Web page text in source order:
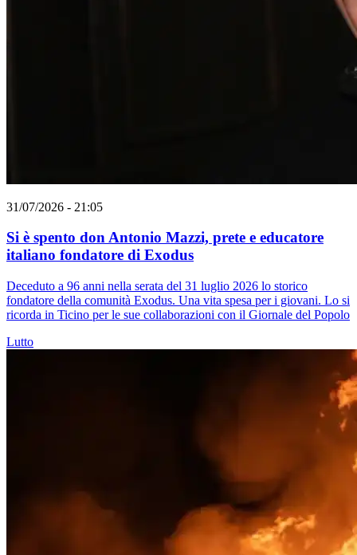
31/07/2026 - 21:05
Si è spento don Antonio Mazzi, prete e educatore
italiano fondatore di Exodus
Deceduto a 96 anni nella serata del 31 luglio 2026 lo storico
fondatore della comunità Exodus. Una vita spesa per i giovani. Lo si
ricorda in Ticino per le sue collaborazioni con il Giornale del Popolo
Lutto